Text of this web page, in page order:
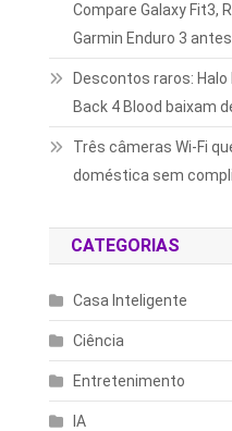
Compare Galaxy Fit3,
Garmin Enduro 3
Descontos raros: Halo
Back 4 Blood baixam
Três câmeras Wi-Fi
doméstica sem
CATEGORIAS
Casa Inteligente
Ciência
Entretenimento
IA